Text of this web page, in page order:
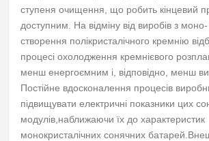
ступеня очищення, що робить кінцевий
доступним. На відміну від виробів з моно-
створення полікристалічного кремнію
процесі охолодження кремнієвого
менш енергоємним і, відповідно, менш
Постійне вдосконалення процесів
підвищувати електричні показники цих
модулів,наближаючи їх до характеристик
монокристалічних сонячних